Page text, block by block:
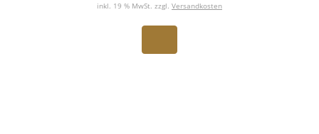
inkl. 19 % MwSt. zzgl. Versandkosten